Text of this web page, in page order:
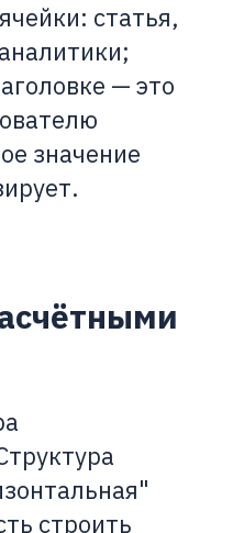
статья,
— это
значение
строить